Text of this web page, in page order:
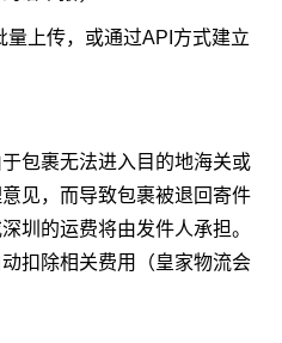
上传，或通过API方式建立
包裹无法进入目的地海关或
见，而导致包裹被退回寄件
圳的运费将由发件人承担。
扣除相关费用（皇家物流会